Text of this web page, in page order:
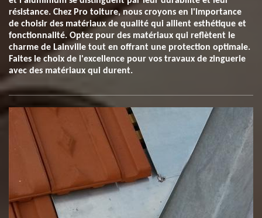
résistance. Chez Pro toiture, nous croyons en l'importance
de choisir des matériaux de qualité qui allient esthétique et
fonctionnalité. Optez pour des matériaux qui reflètent le
charme de Lainville tout en offrant une protection optimale.
Faites le choix de l'excellence pour vos travaux de zinguerie
avec des matériaux qui durent.